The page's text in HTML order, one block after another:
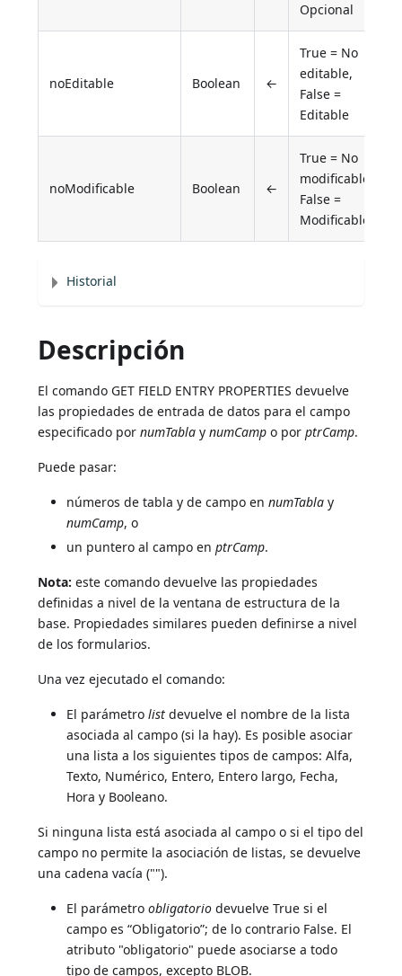
Opcional
noEditable Boolean ←
True = No
editable,
False =
Editable
noModificable Boolean ←
True = No
modificable,
False =
Modificable
Historial
Descripción
El comando GET FIELD ENTRY PROPERTIES devuelve
las propiedades de entrada de datos para el campo
especificado pornumTabla ynumCamp o porptrCamp.
Puede pasar:
números de tabla y de campo ennumTabla y
numCamp, o
un puntero al campo enptrCamp.
Nota: este comando devuelve las propiedades
definidas a nivel de la ventana de estructura de la
base. Propiedades similares pueden definirse a nivel
de los formularios.
Una vez ejecutado el comando:
El parámetrolist devuelve el nombre de la lista
asociada al campo (si la hay). Es posible asociar
una lista a los siguientes tipos de campos: Alfa,
Texto, Numérico, Entero, Entero largo, Fecha,
Hora y Booleano.
Si ninguna lista está asociada al campo o si el tipo del
campo no permite la asociación de listas, se devuelve
una cadena vacía ("").
El parámetroobligatorio devuelve True si el
campo es “Obligatorio”; de lo contrario False. El
atributo "obligatorio" puede asociarse a todo
tipo de campos, excepto BLOB.